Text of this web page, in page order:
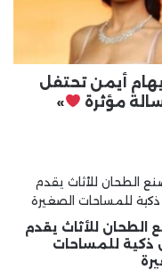
أيمن تحتفل
مؤثرة
»
الطحان للأثاث يقدم
ذكية للمساحات